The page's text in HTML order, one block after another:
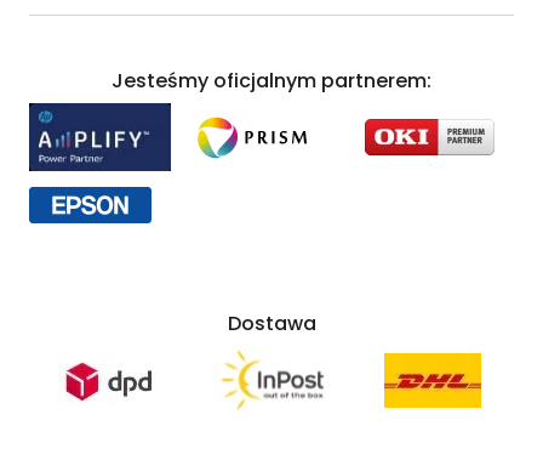
Jesteśmy oficjalnym partnerem:
Dostawa